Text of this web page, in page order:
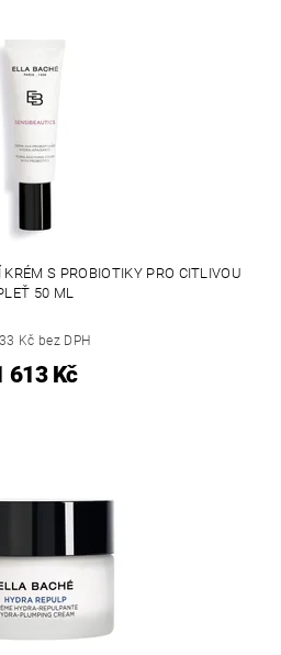
S PROBIOTIKY PRO CITLIVOU
50 ML
Kč bez DPH
613 Kč